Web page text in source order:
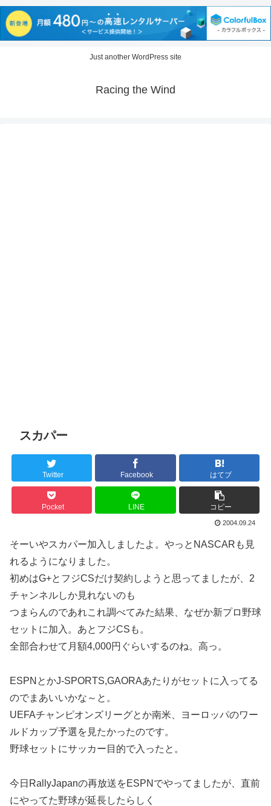
Just another WordPress site
Racing the Wind
スカパー
Twitter Facebook はてブ
Pocket LINE コピー
2004.09.24
そーいやスカパー加入しましたよ。やっとNASCARも見
れるようになりました。
初めはG+とフジCSだけ契約しようと思ってましたが、2
チャンネルしか見れないのも
つまらんのであれこれ調べてみた結果、なぜか新プロ野球
セットに加入。あとフジCSも。
全部合わせて月額4,000円ぐらいするのね。高っ。
ESPNとかJ-SPORTS,GAORAあたりがセットに入ってる
のでまあいいかな～と。
UEFAチャンピオンズリーグとか南米、ヨーロッパのワー
ルドカップ予選を見たかったのです。
野球セットにサッカー目的で入ったと。
今日RallyJapanの再放送をESPNでやってましたが、直前
にやってた野球が延長したらしく